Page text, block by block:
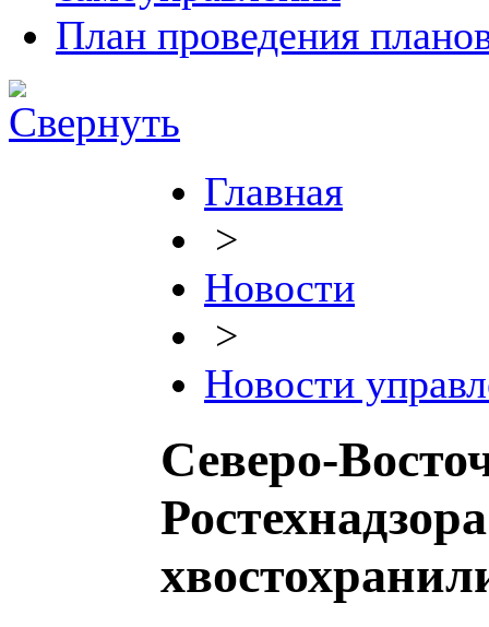
План проведения
Главная
>
Новости
>
Новости
Северо-